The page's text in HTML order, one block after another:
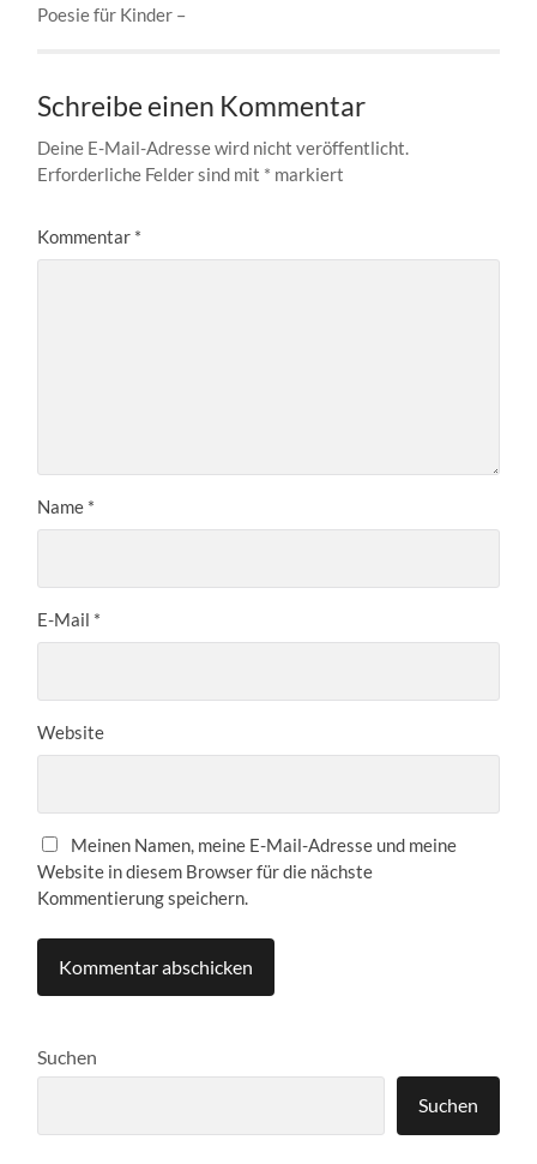
Poesie für Kinder –
Schreibe einen Kommentar
Deine E-Mail-Adresse wird nicht veröffentlicht.
Erforderliche Felder sind mit * markiert
Kommentar *
Name *
E-Mail *
Website
Meinen Namen, meine E-Mail-Adresse und meine
Website in diesem Browser für die nächste
Kommentierung speichern.
Suchen
Suchen